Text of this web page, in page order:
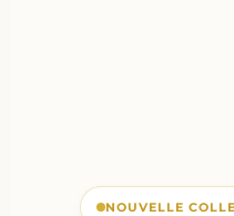
NOUVELLE